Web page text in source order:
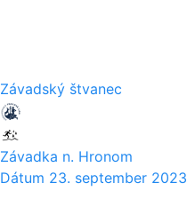
Závadský štvanec
Závadka n. Hronom
Dátum 23. september 2023